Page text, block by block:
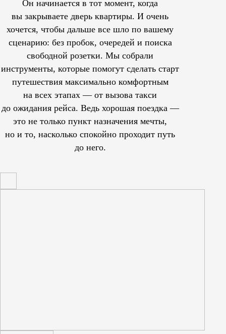
Он начинается в тот момент, когда
вы закрываете дверь квартиры. И очень
хочется, чтобы дальше все шло по вашему
сценарию: без пробок, очередей и поиска
свободной розетки. Мы собрали
инструменты, которые помогут сделать старт
путешествия максимально комфортным
на всех этапах — от вызова такси
до ожидания рейса. Ведь хорошая поездка —
это не только пункт назначения мечты,
но и то, насколько спокойно проходит путь
до него.